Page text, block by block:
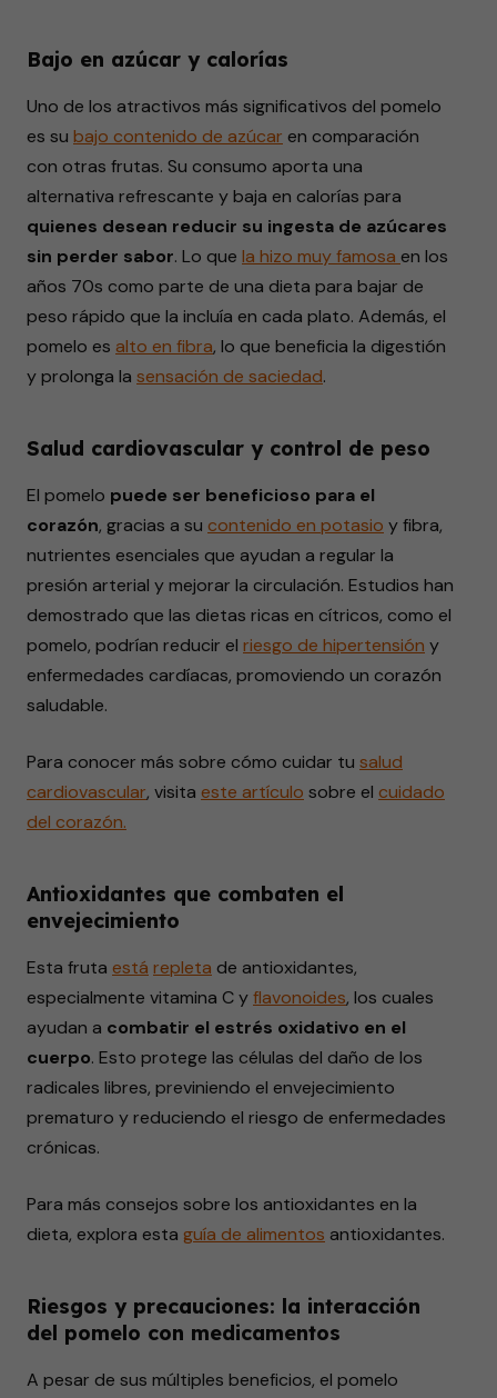
Bajo en azúcar y calorías
Uno de los atractivos más significativos del pomelo
es su bajo contenido de azúcar en comparación
con otras frutas. Su consumo aporta una
alternativa refrescante y baja en calorías para
quienes desean reducir su ingesta de azúcares
sin perder sabor. Lo que la hizo muyfamosa en los
años 70s como parte de una dieta para bajar de
peso rápido que la incluía en cada plato. Además, el
pomelo es alto en fibra, lo que beneficia la digestión
y prolonga la sensación de saciedad.
Salud cardiovascular y control de peso
El pomelo puede ser beneficioso para el
corazón, gracias a su contenido en potasio y fibra,
nutrientes esenciales que ayudan a regular la
presión arterial y mejorar la circulación. Estudios han
demostrado que las dietas ricas en cítricos, como el
pomelo, podrían reducir el riesgo de hipertensión y
enfermedades cardíacas, promoviendo un corazón
saludable.
Para conocer más sobre cómo cuidar tu salud
cardiovascular, visita este artículo sobre el cuidado
del corazón.
Antioxidantes que combaten el
envejecimiento
Esta fruta está repleta de antioxidantes,
especialmente vitamina C yflavonoides, los cuales
ayudan a combatir el estrés oxidativo en el
cuerpo. Esto protege las células del daño de los
radicales libres, previniendo el envejecimiento
prematuro y reduciendo el riesgo de enfermedades
crónicas.
Para más consejos sobre los antioxidantes en la
dieta, explora esta guía de alimentos antioxidantes.
Riesgos y precauciones: la interacción
del pomelo con medicamentos
A pesar de sus múltiples beneficios, el pomelo